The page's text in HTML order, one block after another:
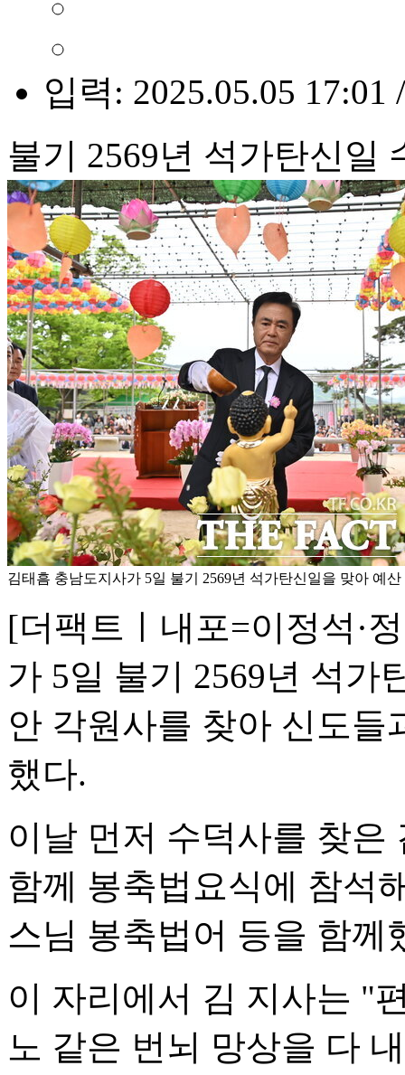
입력: 2025.05.05 17:01
불기 2569년 석가탄신일
김태흠 충남도지사가 5일 불기 2569년 석가탄신일을 맞아 예
[더팩트ㅣ내포=이정석·
가 5일 불기 2569년 석가
안 각원사를 찾아 신도들
했다.
이날 먼저 수덕사를 찾은
함께 봉축법요식에 참석
스님 봉축법어 등을 함께
이 자리에서 김 지사는 "
노 같은 번뇌 망상을 다